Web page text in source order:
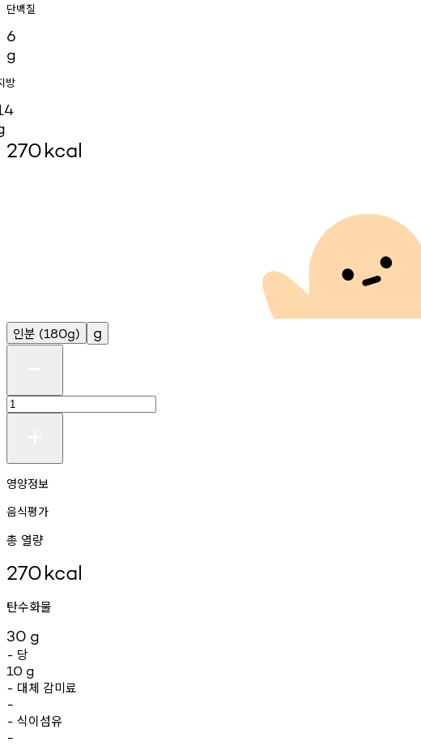
단백질
6
g
방
270kcal
인분 (180g) g
영양정보
음식평가
총 열량
270kcal
탄수화물
30 g
- 당
10 g
- 대체 감미료
-
- 식이섬유
-